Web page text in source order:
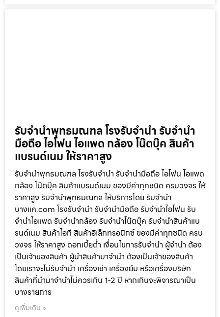
รับจำนำพุทธมณฑล โรงรับจำนำ รับจำนำ
มือถือ ไอโฟน ไอแพด กล้อง โน๊ตบุ๊ค สินค้า
แบรนด์เนม ให้ราคาสูง
รับจำนำพุทธมณฑล โรงรับจำนำ รับจำนำมือถือ ไอโฟน ไอแพด
กล้อง โน๊ตบุ๊ค สินค้าแบรนด์เนม ของมีค่าทุกชนิด ครบวงจร ให้
ราคาสูง รับจำนำพุทธมณฑล ให้บริการโดย รับจํานํา
บางแค.com โรงรับจำนำ รับจำนำมือถือ รับจำนำไอโฟน รับ
จำนำไอแพด รับจำนำกล้อง รับจำนำโน๊ตบุ๊ค รับจำนำสินค้าแบ
รนด์เนม สินค้าไอที สินค้าอิเล็กทรอนิกซ์ ของมีค่าทุกชนิด ครบ